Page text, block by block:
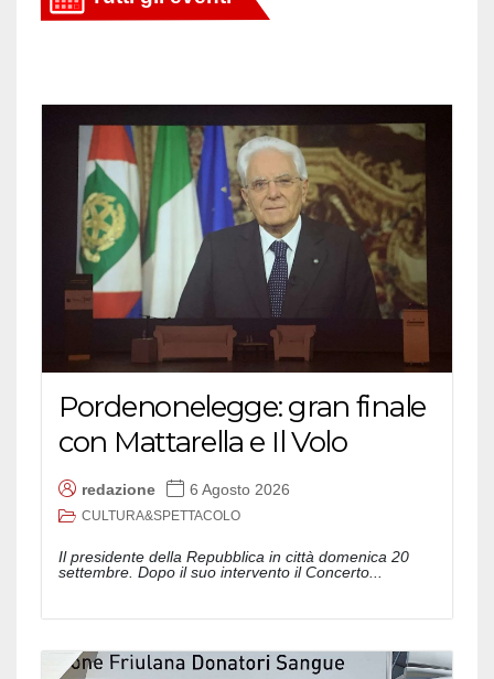
Pordenonelegge: gran finale
con Mattarella e Il Volo
redazione 6 Agosto 2026
CULTURA&SPETTACOLO
Il presidente della Repubblica in città domenica 20
settembre. Dopo il suo intervento il Concerto...